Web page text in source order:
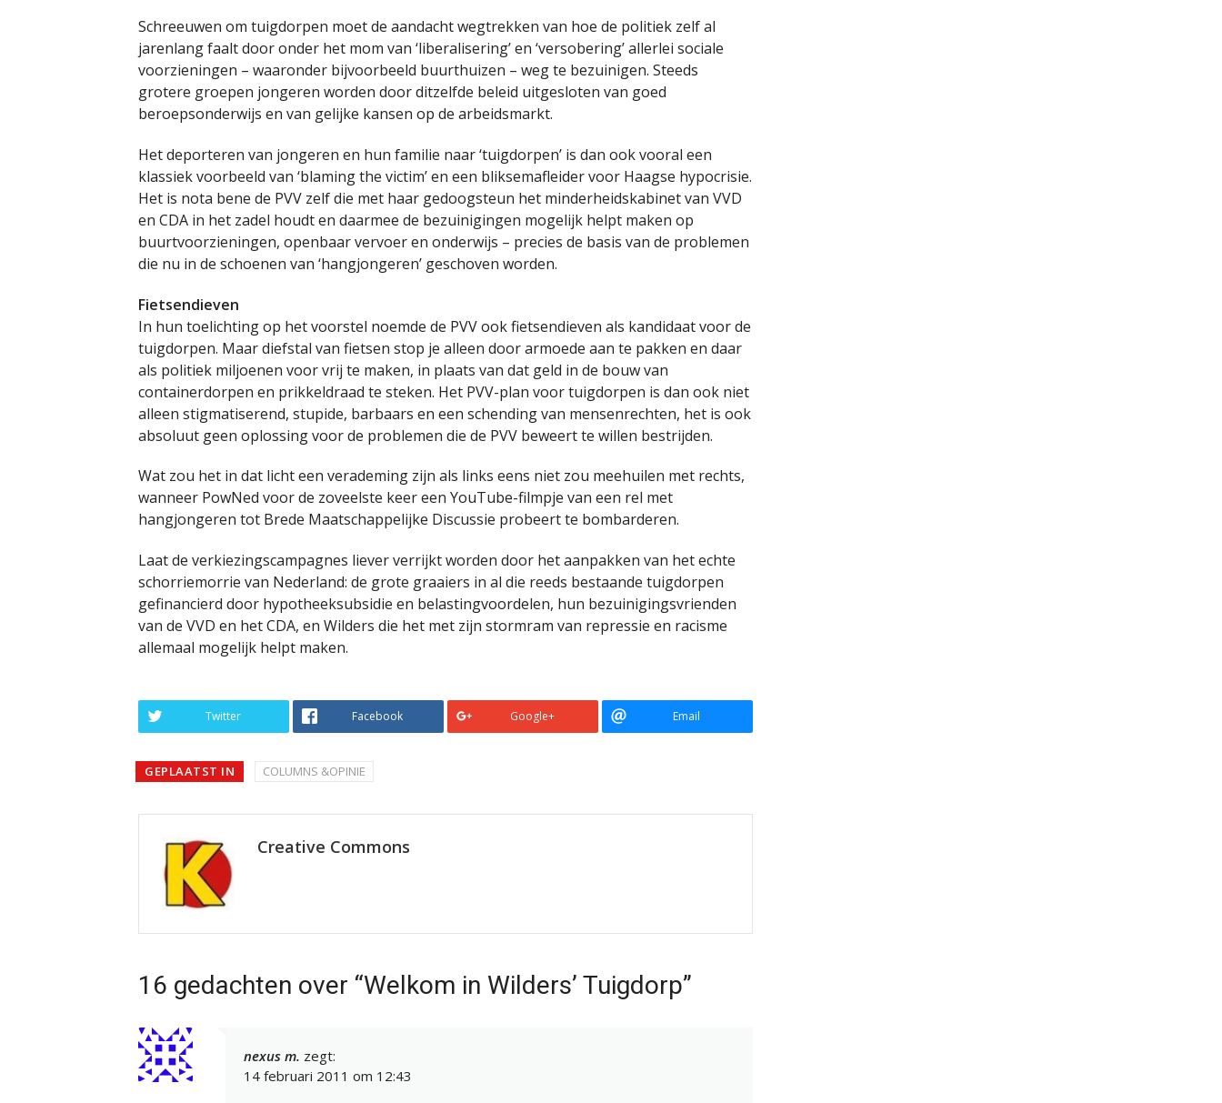
Schreeuwen om tuigdorpen moet de aandacht wegtrekken van hoe de politiek zelf al
jarenlang faalt door onder het mom van ‘liberalisering’ en ‘versobering’ allerlei sociale
voorzieningen – waaronder bijvoorbeeld buurthuizen – weg te bezuinigen. Steeds
grotere groepen jongeren worden door ditzelfde beleid uitgesloten van goed
beroepsonderwijs en van gelijke kansen op de arbeidsmarkt.
Het deporteren van jongeren en hun familie naar ‘tuigdorpen’ is dan ook vooral een
klassiek voorbeeld van ‘blaming the victim’ en een bliksemafleider voor Haagse hypocrisie.
Het is nota bene de PVV zelf die met haar gedoogsteun het minderheidskabinet van VVD
en CDA in het zadel houdt en daarmee de bezuinigingen mogelijk helpt maken op
buurtvoorzieningen, openbaar vervoer en onderwijs – precies de basis van de problemen
die nu in de schoenen van ‘hangjongeren’ geschoven worden.
Fietsendieven
In hun toelichting op het voorstel noemde de PVV ook fietsendieven als kandidaat voor de
tuigdorpen. Maar diefstal van fietsen stop je alleen door armoede aan te pakken en daar
als politiek miljoenen voor vrij te maken, in plaats van dat geld in de bouw van
containerdorpen en prikkeldraad te steken. Het PVV-plan voor tuigdorpen is dan ook niet
alleen stigmatiserend, stupide, barbaars en een schending van mensenrechten, het is ook
absoluut geen oplossing voor de problemen die de PVV beweert te willen bestrijden.
Wat zou het in dat licht een verademing zijn als links eens niet zou meehuilen met rechts,
wanneer PowNed voor de zoveelste keer een YouTube-filmpje van een rel met
hangjongeren tot Brede Maatschappelijke Discussie probeert te bombarderen.
Laat de verkiezingscampagnes liever verrijkt worden door het aanpakken van het echte
schorriemorrie van Nederland: de grote graaiers in al die reeds bestaande tuigdorpen
gefinancierd door hypotheeksubsidie en belastingvoordelen, hun bezuinigingsvrienden
van de VVD en het CDA, en Wilders die het met zijn stormram van repressie en racisme
allemaal mogelijk helpt maken.
Twitter Facebook Google+ Email
GEPLAATST IN COLUMNS &OPINIE
Creative Commons
16 gedachten over “Welkom in Wilders’ Tuigdorp”
nexus m. zegt:
14 februari 2011 om 12:43